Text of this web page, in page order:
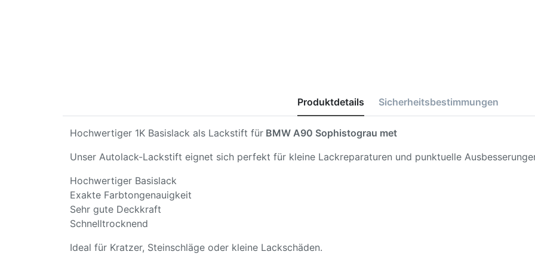
Produktdetails Sicherheitsbestimmungen
Hochwertiger 1K Basislack als Lackstift für BMW A90 Sophistograu met
Unser Autolack-Lackstift eignet sich perfekt für kleine Lackreparaturen und punktuelle
Hochwertiger Basislack
Exakte Farbtongenauigkeit
Sehr gute Deckkraft
Schnelltrocknend
Ideal für Kratzer, Steinschläge oder kleine Lackschäden.